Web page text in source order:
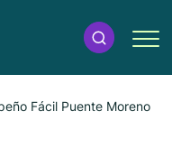
Fácil Puente Moreno